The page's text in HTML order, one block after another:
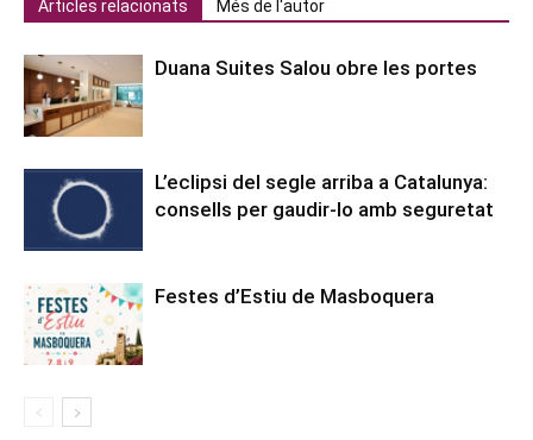
Articles relacionats Més de l'autor
Duana Suites Salou obre les portes
L’eclipsi del segle arriba a Catalunya:
consells per gaudir-lo amb seguretat
Festes d’Estiu de Masboquera